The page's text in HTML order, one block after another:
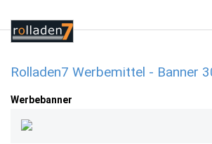
Rolladen7 Werbemittel - Banner
Werbebanner